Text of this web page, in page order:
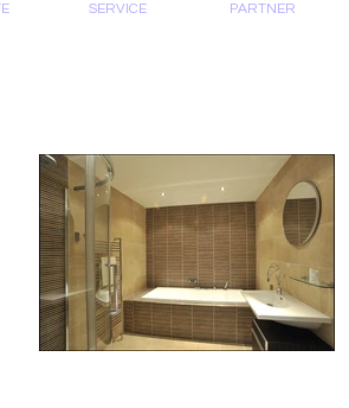
SERVICE PARTNER